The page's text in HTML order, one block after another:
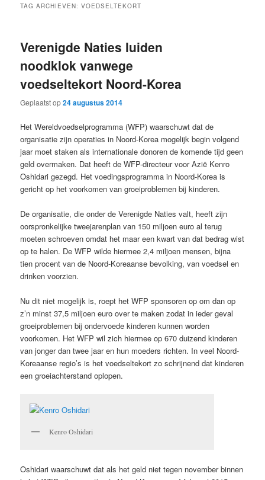
TAG ARCHIEVEN:VOEDSELTEKORT
Verenigde Naties luiden
noodklok vanwege
voedseltekort Noord-Korea
Geplaatst op24 augustus 2014
Het Wereldvoedselprogramma (WFP) waarschuwt dat de
organisatie zijn operaties in Noord-Korea mogelijk begin volgend
jaar moet staken als internationale donoren de komende tijd geen
geld overmaken. Dat heeft de WFP-directeur voor Azië Kenro
Oshidari gezegd. Het voedingsprogramma in Noord-Korea is
gericht op het voorkomen van groeiproblemen bij kinderen.
De organisatie, die onder de Verenigde Naties valt, heeft zijn
oorspronkelijke tweejarenplan van 150 miljoen euro al terug
moeten schroeven omdat het maar een kwart van dat bedrag wist
op te halen. De WFP wilde hiermee 2,4 miljoen mensen, bijna
tien procent van de Noord-Koreaanse bevolking, van voedsel en
drinken voorzien.
Nu dit niet mogelijk is, roept het WFP sponsoren op om dan op
z’n minst 37,5 miljoen euro over te maken zodat in ieder geval
groeiproblemen bij ondervoede kinderen kunnen worden
voorkomen. Het WFP wil zich hiermee op 670 duizend kinderen
van jonger dan twee jaar en hun moeders richten. In veel Noord-
Koreaanse regio’s is het voedseltekort zo schrijnend dat kinderen
een groeiachterstand oplopen.
Kenro Oshidari
Oshidari waarschuwt dat als het geld niet tegen november binnen